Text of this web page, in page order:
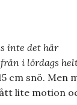
inte det här
i lördags
cm snö. Men
lite motion